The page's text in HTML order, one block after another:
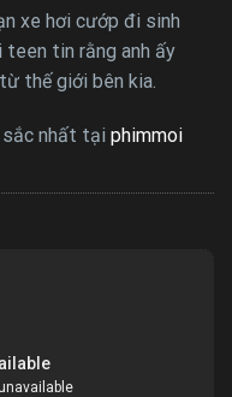
xe hơi cướp đi sinh
tin rằng anh ấy
thế giới bên kia.
sắc nhất tại phimmoi